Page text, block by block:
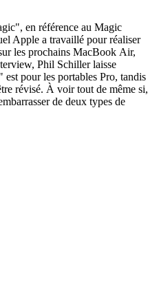
en référence au Magic
Apple a travaillé pour réaliser
les prochains MacBook Air,
Phil Schiller laisse
pour les portables Pro, tandis
révisé. À voir tout de même si,
de deux types de